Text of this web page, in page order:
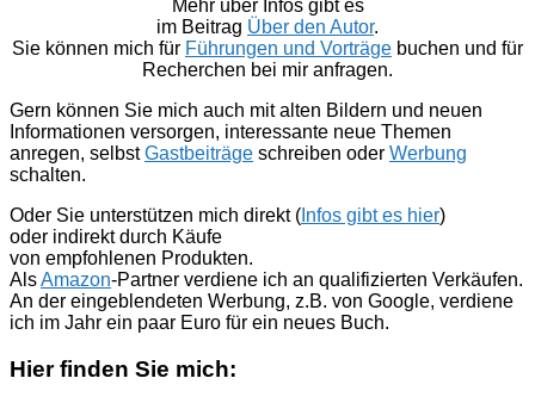
Mehr über Infos gibt es
im Beitrag Über den Autor.
Sie können mich für Führungen und Vorträge buchen und für
Recherchen bei mir anfragen.
Gern können Sie mich auch mit alten Bildern und neuen
Informationen versorgen, interessante neue Themen
anregen, selbstGastbeiträge schreiben oder Werbung
schalten.
Oder Sie unterstützen mich direkt ( Infos gibt es hier)
oder indirekt durch Käufe
von empfohlenen Produkten.
AlsAmazon-Partner verdiene ich an qualifizierten Verkäufen.
An der eingeblendeten Werbung, z.B. von Google, verdiene
ich im Jahr ein paar Euro für ein neues Buch.
Hier finden Sie mich: